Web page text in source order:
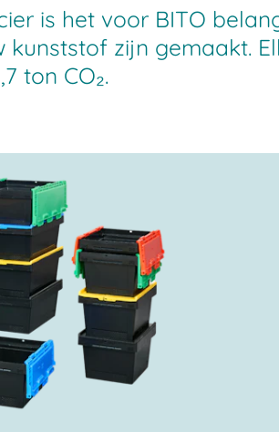
is het voor BITO
kunststof zijn gemaakt.
ton CO₂.